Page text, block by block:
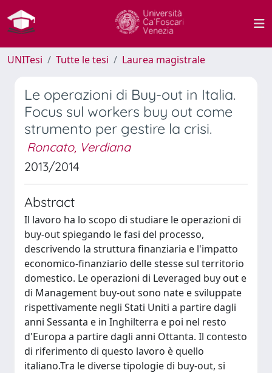
UNITesi Tutte le tesi Laurea magistrale
Le operazioni di Buy-out in Italia.
Focus sul workers buy out come
strumento per gestire la crisi.
Roncato, Verdiana
2013/2014
Abstract
Il lavoro ha lo scopo di studiare le operazioni di
buy-out spiegando le fasi del processo,
descrivendo la struttura finanziaria e l'impatto
economico-finanziario delle stesse sul territorio
domestico. Le operazioni di Leveraged buy out e
di Management buy-out sono nate e sviluppate
rispettivamente negli Stati Uniti a partire dagli
anni Sessanta e in Inghilterra e poi nel resto
d'Europa a partire dagli anni Ottanta. Il contesto
di riferimento di questo lavoro è quello
italiano.Tra le diverse tipologie di buy-out, si